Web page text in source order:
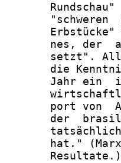
Rundschau"
"schweren
Erbstücke"
nes, der
setzt".
die
Jahr ein
port von
der
hat."
       Resultate.)